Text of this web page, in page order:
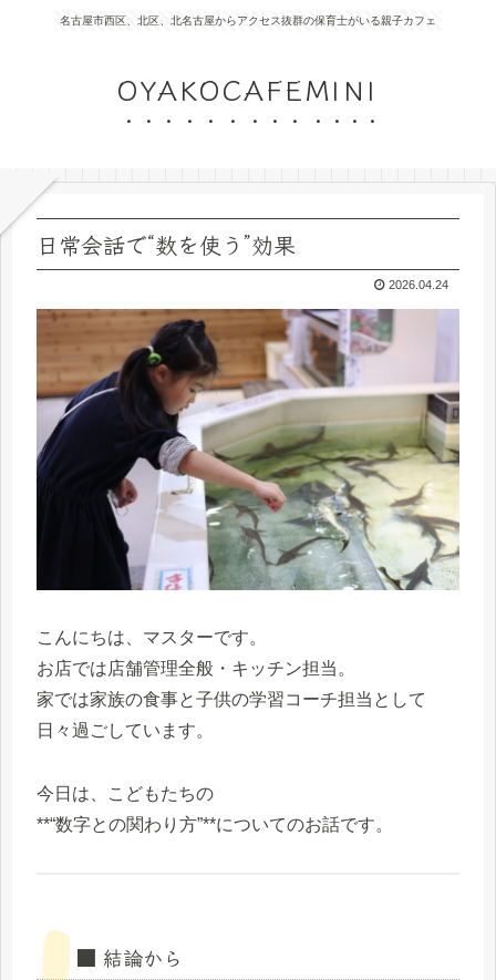
名古屋市西区、北区、北名古屋からアクセス抜群の保育士がいる親子カフェ
OYAKOCAFEMINI
日常会話で“数を使う”効果
2026.04.24
こんにちは、マスターです。
お店では店舗管理全般・キッチン担当。
家では家族の食事と子供の学習コーチ担当として
日々過ごしています。
今日は、こどもたちの
**“数字との関わり方”**についてのお話です。
■ 結論から